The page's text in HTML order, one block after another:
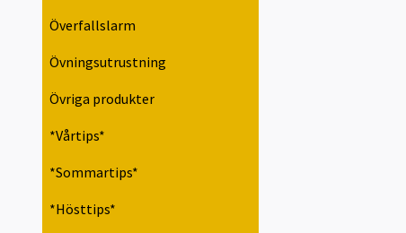
Överfallslarm
Övningsutrustning
Övriga produkter
*Vårtips*
*Sommartips*
*Hösttips*